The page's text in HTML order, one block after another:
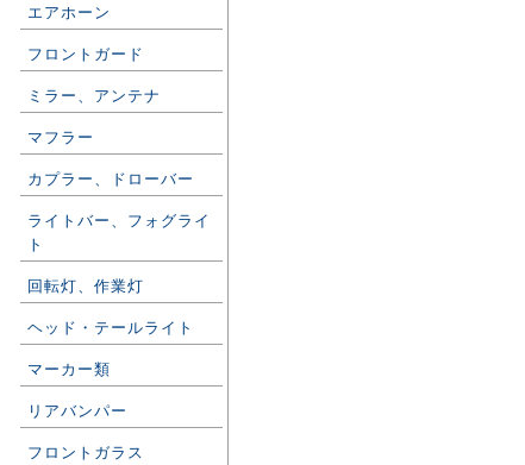
エアホーン
フロントガード
ミラー、アンテナ
マフラー
カプラー、ドローバー
ライトバー、フォグライ
ト
回転灯、作業灯
ヘッド・テールライト
マーカー類
リアバンパー
フロントガラス